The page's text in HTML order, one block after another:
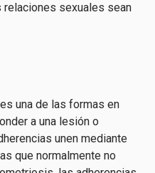
relaciones sexuales sean
una de las formas en
a una lesión o
unen mediante
que normalmente no